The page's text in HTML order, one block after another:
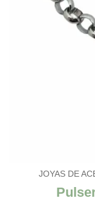
JOYAS DE